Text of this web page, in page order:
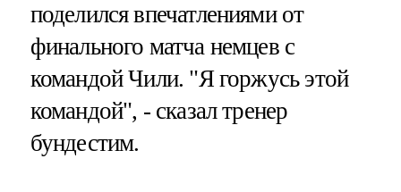
поделился впечатлениями от
финального матча немцев с
командой Чили. "Я горжусь этой
командой", - сказал тренер
бундестим.